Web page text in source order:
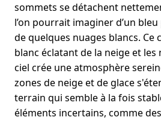
sommets se détachent
l’on pourrait imaginer d’un
de quelques nuages blancs. Ce
blanc éclatant de la neige et les
ciel crée une atmosphère
zones de neige et de glace
terrain qui semble à la fois
éléments incertains, comme